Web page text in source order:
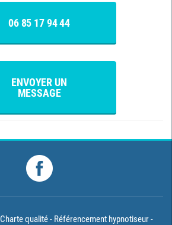
06 85 17 94 44
ENVOYER UN
MESSAGE
Charte qualité Référencement hypnotiseur